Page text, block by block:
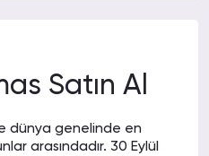
en başarılı
site bence.
Satın Al
dünya genelinde en
arasındadır. 30 Eylül